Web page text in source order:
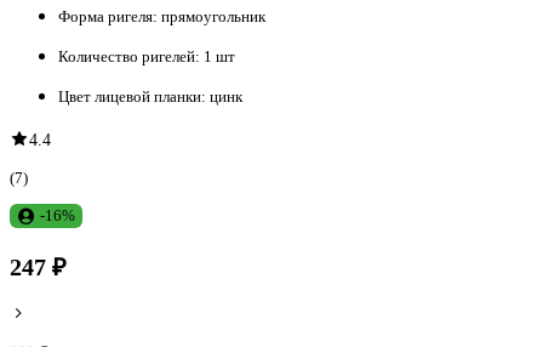
Форма ригеля: прямоугольник
Количество ригелей: 1 шт
Цвет лицевой планки: цинк
4.4
(7)
-16%
247 ₽